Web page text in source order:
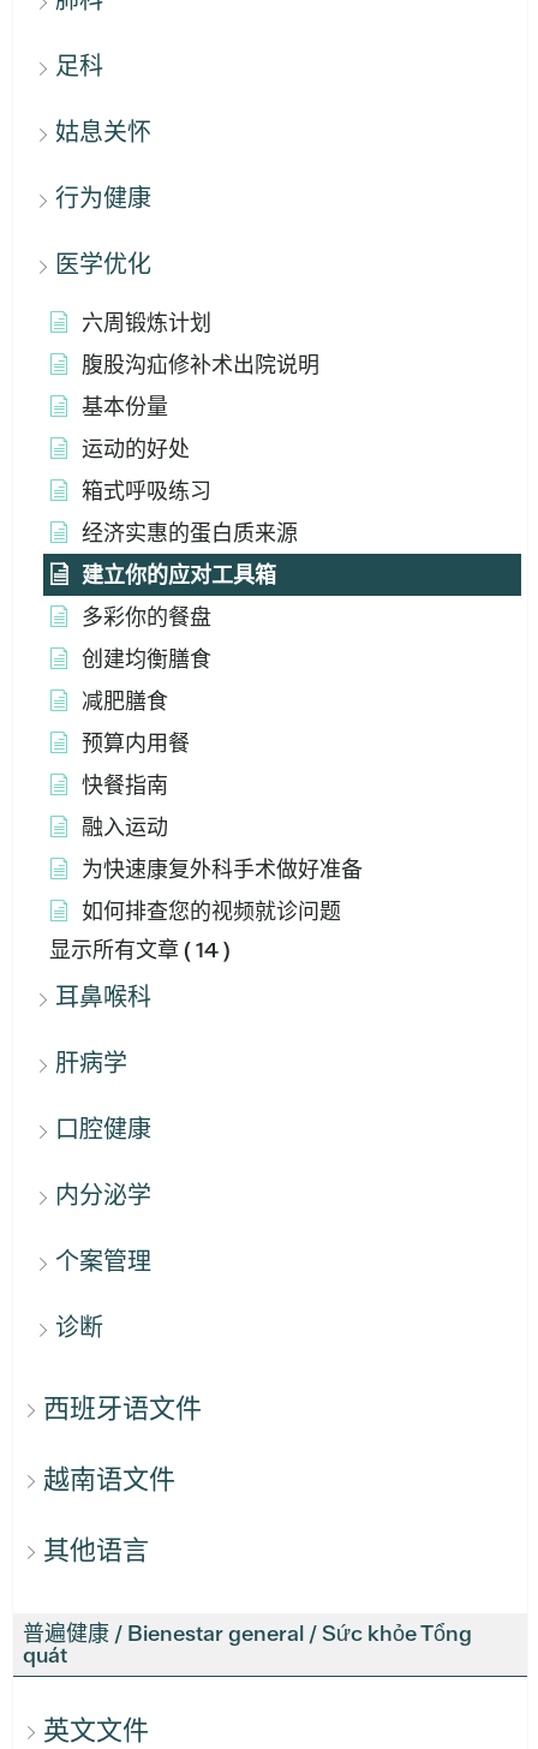
足科
姑息关怀
行为健康
医学优化
六周锻炼计划
腹股沟疝修补术出院说明
基本份量
运动的好处
箱式呼吸练习
经济实惠的蛋白质来源
建立你的应对工具箱
多彩你的餐盘
创建均衡膳食
减肥膳食
预算内用餐
快餐指南
融入运动
为快速康复外科手术做好准备
如何排查您的视频就诊问题
显示所有文章 ( 14 )
耳鼻喉科
肝病学
口腔健康
内分泌学
个案管理
诊断
西班牙语文件
越南语文件
其他语言
普遍健康 / Bienestar general / Sức khỏe Tổng
quát
英文文件